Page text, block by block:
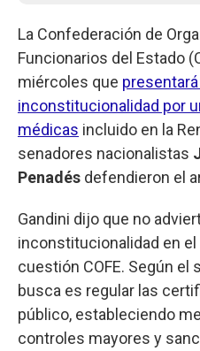
La Confederación de
Funcionarios del Estado
miércoles que
inconstitucionalidad por
médicas incluido en la
senadores nacionalistas
Penadés defendieron el
Gandini dijo que no
inconstitucionalidad en
cuestión COFE. Según el
busca es regular las
público, estableciendo
controles mayores y